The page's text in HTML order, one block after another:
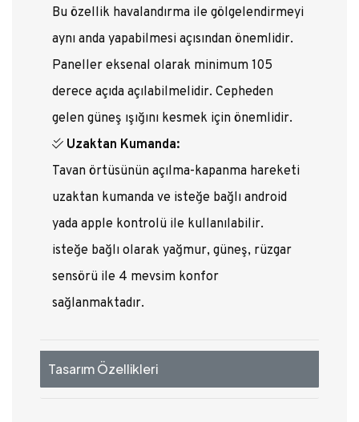
Bu özellik havalandırma ile gölgelendirmeyi
aynı anda yapabilmesi açısından önemlidir.
Paneller eksenal olarak minimum 105
derece açıda açılabilmelidir. Cepheden
gelen güneş ışığını kesmek için önemlidir.
Uzaktan Kumanda:
Tavan örtüsünün açılma-kapanma hareketi
uzaktan kumanda ve isteğe bağlı android
yada apple kontrolü ile kullanılabilir.
isteğe bağlı olarak yağmur, güneş, rüzgar
sensörü ile 4 mevsim konfor
sağlanmaktadır.
Tasarım Özellikleri